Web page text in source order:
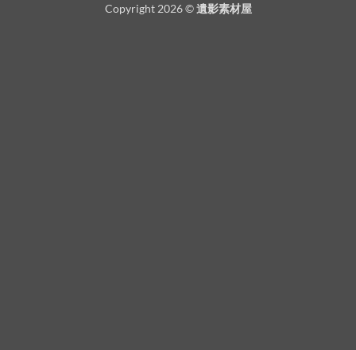
Copyright 2026 ©遺影素材屋